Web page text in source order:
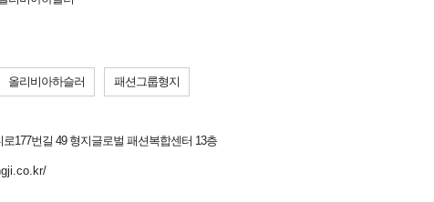
올리비아하슬러 패션그룹형지
177번길 49 형지글로벌 패션복합센터 13층